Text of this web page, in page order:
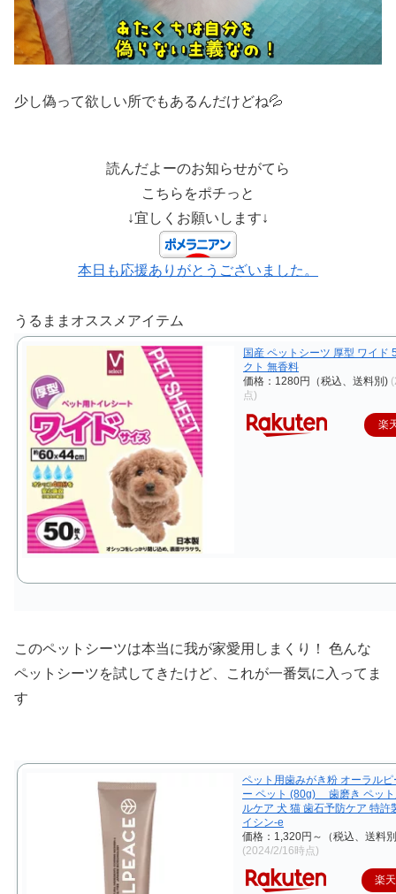
少し偽って欲しい所でもあるんだけどね💦
読んだよーのお知らせがてら
こちらをポチっと
↓宜しくお願いします↓
本日も応援ありがとうございました。
うるままオススメアイテム
国産 ペットシーツ 厚型 ワイド
クト 無香料
価格：1280円（税込、送料別)
点)
楽
このペットシーツは本当に我が家愛用しまくり！ 色んな
ペットシーツを試してきたけど、これが一番気に入ってま
す
ペット用歯みがき粉 オーラルピ
ー ペット (80g) 歯磨き ペット
ルケア 犬 猫 歯石予防ケア 特許
イシン-e
価格：1,320円～（税込、送料
(2024/2/16時点)
楽